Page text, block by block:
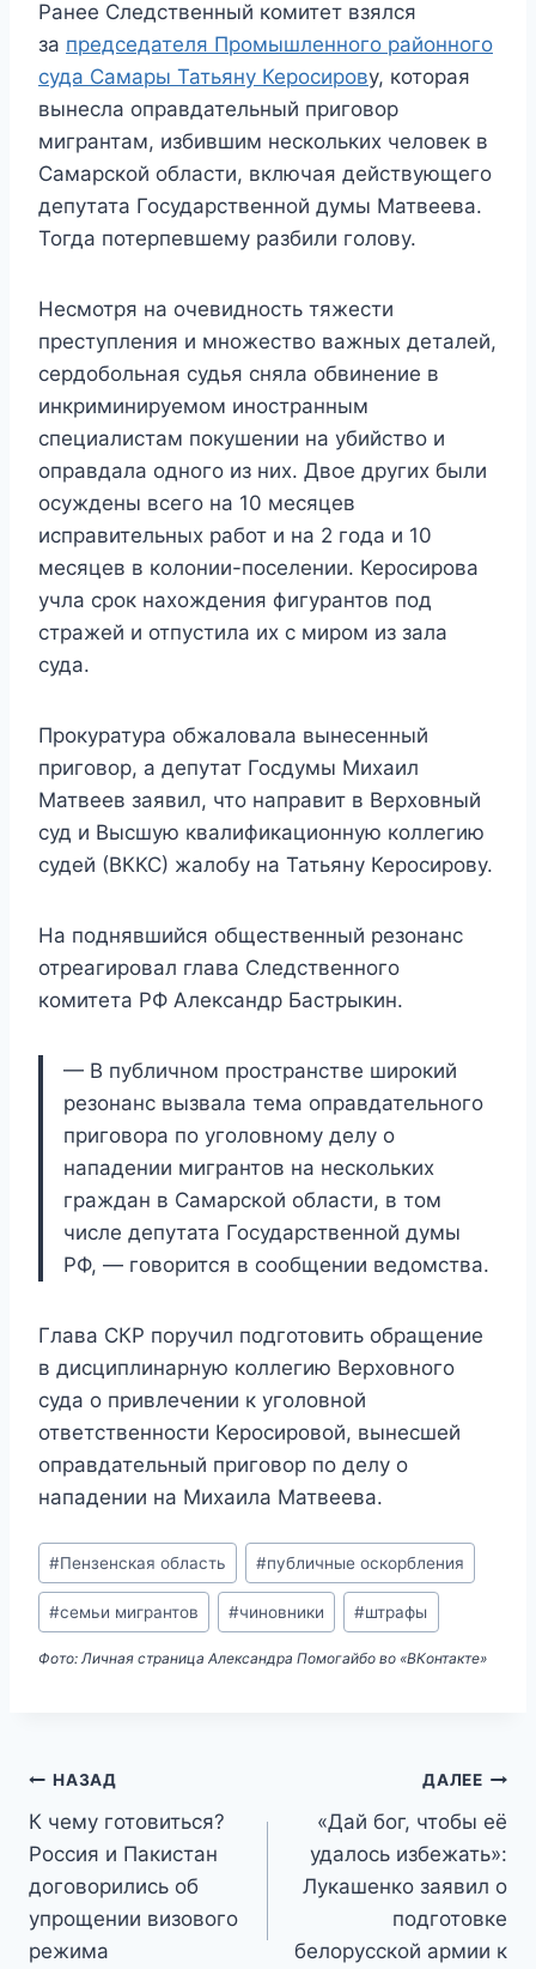
Ранее Следственный комитет взялся
за председателя Промышленного районного
суда Самары Татьяну Керосирову, которая
вынесла оправдательный приговор
мигрантам, избившим нескольких человек в
Самарской области, включая действующего
депутата Государственной думы Матвеева.
Тогда потерпевшему разбили голову.
Несмотря на очевидность тяжести
преступления и множество важных деталей,
сердобольная судья сняла обвинение в
инкриминируемом иностранным
специалистам покушении на убийство и
оправдала одного из них. Двое других были
осуждены всего на 10 месяцев
исправительных работ и на 2 года и 10
месяцев в колонии-поселении. Керосирова
учла срок нахождения фигурантов под
стражей и отпустила их с миром из зала
суда.
Прокуратура обжаловала вынесенный
приговор, а депутат Госдумы Михаил
Матвеев заявил, что направит в Верховный
суд и Высшую квалификационную коллегию
судей (ВККС) жалобу на Татьяну Керосирову.
На поднявшийся общественный резонанс
отреагировал глава Следственного
комитета РФ Александр Бастрыкин.
— В публичном пространстве широкий
резонанс вызвала тема оправдательного
приговора по уголовному делу о
нападении мигрантов на нескольких
граждан в Самарской области, в том
числе депутата Государственной думы
РФ, — говорится в сообщении ведомства.
Глава СКР поручил подготовить обращение
в дисциплинарную коллегию Верховного
суда о привлечении к уголовной
ответственности Керосировой, вынесшей
оправдательный приговор по делу о
нападении на Михаила Матвеева.
Метки
записи:
#Пензенская область #публичные оскорбления
#семьи мигрантов #чиновники #штрафы
Фото: Личная страница Александра Помогайбо во «ВКонтакте»
Навигация
по
записям
НАЗАД
К чему готовиться?
Россия и Пакистан
договорились об
упрощении визового
режима
ДАЛЕЕ
«Дай бог, чтобы её
удалось избежать»:
Лукашенко заявил о
подготовке
белорусской армии к